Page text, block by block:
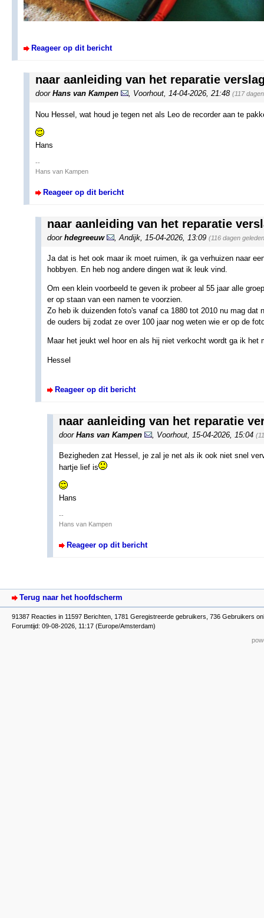
Reageer op dit bericht
naar aanleiding van het reparatie
door Hans van Kampen , Voorhout, 14-04-2026, 21:48 (117
Nou Hessel, wat houd je tegen net als Leo de recorder aan te
Hans
--
Hans van Kampen
Reageer op dit bericht
naar aanleiding van het reparatie
door hdegreeuw ,Andijk, 15-04-2026, 13:09 (116 dagen
Ja dat is het ook maar ik moet ruimen, ik ga verhuizen naar
hobbyen. En heb nog andere dingen wat ik leuk vind.
Om een klein voorbeeld te geven ik probeer al 55 jaar alle
er op staan van een namen te voorzien.
Zo heb ik duizenden foto's vanaf ca 1880 tot 2010 nu mag
de ouders bij zodat ze over 100 jaar nog weten wie er op de
Maar het jeukt wel hoor en als hij niet verkocht wordt ga ik het
Hessel
Reageer op dit bericht
naar aanleiding van het reparatie
door Hans van Kampen Voorhout 15-04-2026, 15:04
Bezigheden zat Hessel, je zal je net als ik ook niet snel
hartje lief is
Hans
--
Hans van Kampen
Reageer op dit bericht
Terug naar het hoofdscherm
91387 Reacties in 11597 Berichten, 1781 Geregistreerde gebruikers, 736 Gebruikers
Forumtijd: 09-08-2026, 11:17 (Europe/Amsterdam)